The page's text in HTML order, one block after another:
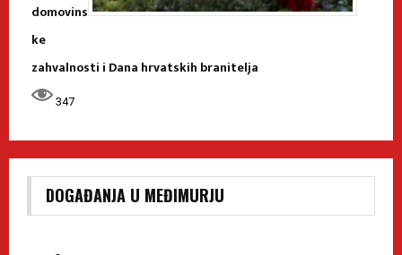
domovins
ke
zahvalnosti i Dana hrvatskih branitelja
347
DOGAĐANJA U MEĐIMURJU